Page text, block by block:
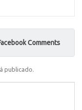
Comments
publicado.